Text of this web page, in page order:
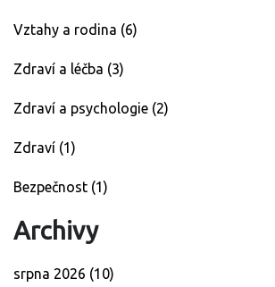
Vztahy a rodina (6)
Zdraví a léčba (3)
Zdraví a psychologie (2)
Zdraví (1)
Bezpečnost (1)
Archivy
srpna 2026 (10)